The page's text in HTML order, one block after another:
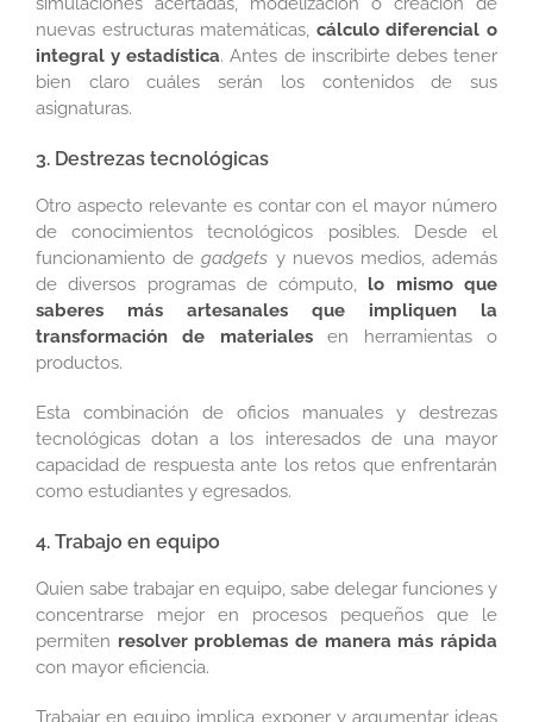
nuevas estructuras matemáticas, cálculo diferencial o
integral y estadística. Antes de inscribirte debes tener
bien claro cuáles serán los contenidos de sus
asignaturas.
3. Destrezas tecnológicas
Otro aspecto relevante es contar con el mayor número
de conocimientos tecnológicos posibles. Desde el
funcionamiento degadgets y nuevos medios, además
de diversos programas de cómputo, lo mismo que
saberes más artesanales que impliquen la
transformación de materialesen herramientas o
productos.
Esta combinación de oficios manuales y destrezas
tecnológicas dotan a los interesados de una mayor
capacidad de respuesta ante los retos que enfrentarán
como estudiantes y egresados.
4. Trabajo en equipo
Quien sabe trabajar en equipo, sabe delegar funciones y
concentrarse mejor en procesos pequeños que le
permiten resolver problemas de manera más rápida
con mayor eficiencia.
Trabajar en equipo implica exponer y argumentar ideas